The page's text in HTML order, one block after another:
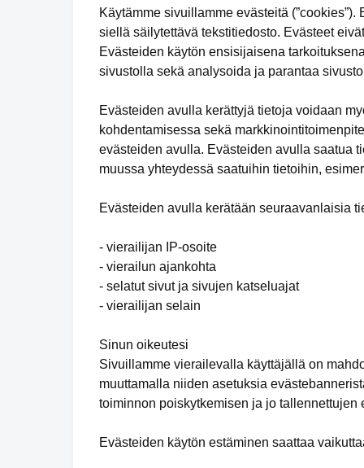
Käytämme sivuillamme evästeitä
siellä säilytettävä tekstitiedosto. Evästeet
Evästeiden käytön ensisijaisena
sivustolla sekä analysoida ja parantaa
Evästeiden avulla kerättyjä tietoja voidaan
kohdentamisessa sekä
evästeiden avulla. Evästeiden avulla saatua
muussa yhteydessä saatuihin tietoihin,
Evästeiden avulla kerätään seuraavanlaisia
- vierailijan IP-osoite
- vierailun ajankohta
- selatut sivut ja sivujen katseluajat
- vierailijan selain
Sinun oikeutesi
Sivuillamme vierailevalla käyttäjällä on
muuttamalla niiden asetuksia
toiminnon poiskytkemisen ja jo tallennettujen
Evästeiden käytön estäminen saattaa